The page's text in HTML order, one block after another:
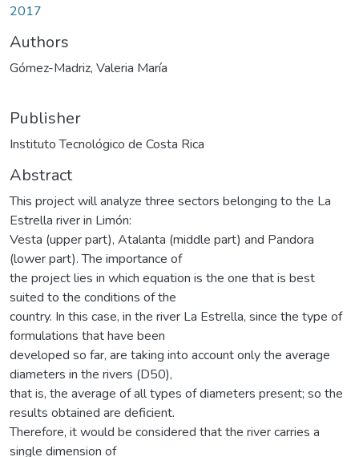
2017
Authors
Gómez-Madriz, Valeria María
Publisher
Instituto Tecnológico de Costa Rica
Abstract
This project will analyze three sectors belonging to the La
Estrella river in Limón:
Vesta (upper part), Atalanta (middle part) and Pandora
(lower part). The importance of
the project lies in which equation is the one that is best
suited to the conditions of the
country. In this case, in the river La Estrella, since the type of
formulations that have been
developed so far, are taking into account only the average
diameters in the rivers (D50),
that is, the average of all types of diameters present; so the
results obtained are deficient.
Therefore, it would be considered that the river carries a
single dimension of